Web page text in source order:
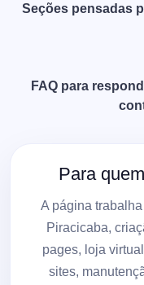
Seções pensadas
FAQ para
Para
A página
Piracicaba,
pages, loja
sites,